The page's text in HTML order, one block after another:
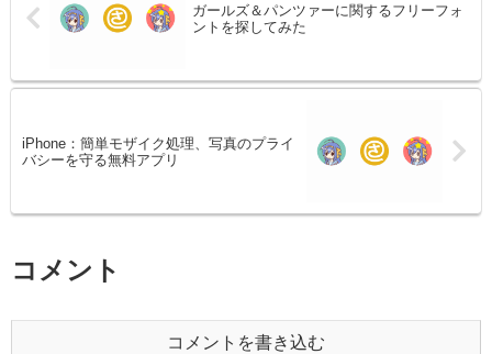
ガールズ＆パンツァーに関するフリーフォ
ントを探してみた
iPhone：簡単モザイク処理、写真のプライ
バシーを守る無料アプリ
コメント
コメントを書き込む